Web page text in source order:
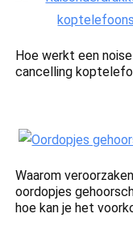
Hoe werkt een
cancelling
Waarom veroorzaken
oordopjes
hoe kan je het